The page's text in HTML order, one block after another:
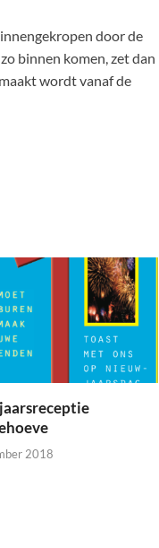
door de
binnen komen, zet dan
wordt vanaf de
2018